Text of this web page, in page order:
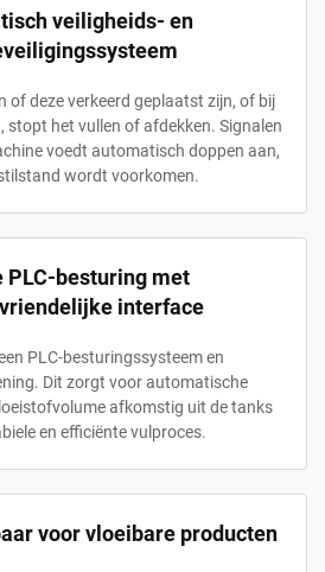
veiligheids- en
of deze verkeerd geplaatst zijn, of bij
stopt het vullen of afdekken. Signalen
voedt automatisch doppen aan,
wordt voorkomen.
PLC-besturing met
interface
PLC-besturingssysteem en
Dit zorgt voor automatische
afkomstig uit de tanks
en efficiënte vulproces.
voor vloeibare producten